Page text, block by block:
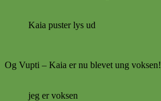
Kaia puster lys ud
Og Vupti – Kaia er nu blevet ung voksen!
jeg er voksen